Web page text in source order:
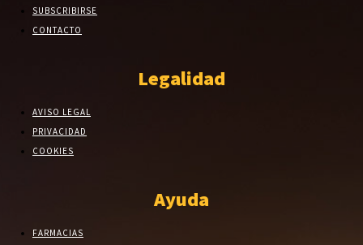
SUBSCRIBIRSE
CONTACTO
Legalidad
AVISO LEGAL
PRIVACIDAD
COOKIES
Ayuda
FARMACIAS